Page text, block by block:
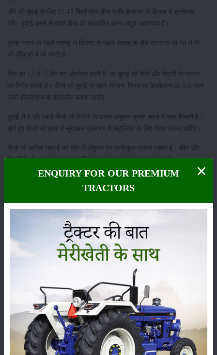
जीरे की बुवाई के लिए 12-15 किलोग्राम बीज प्रति हेक्टेयर के हिसाब से इस्तेमाल
करें। बुवाई करने से पहले बीज को उपचारित करना बहुत आवश्यक है।
बुवाई नवंबर के पहले सप्ताह से दिसंबर के पहले सप्ताह के बीच प्रसारण या 30 से.मी.
की पंक्तियों में की जाती है।
बीज दर 12 से 15 कि.ग्रा./हेक्टेयर होती है, जो बुवाई की विधि और मिट्टी के प्रकार
पर निर्भर करती है। बीजों को बुवाई से पहले सेरेसन, थिरम या डिफोल्टन @ 3.0 ग्राम
प्रति किलोग्राम से उपचारित करना चाहिए।
बुवाई से 8 घंटे पहले बीजों को भिगोने से अच्छा अंकुरण प्राप्त करने में मदद मिलती है।
भीगे हुए बीजों को छाया में सुखाकर प्रसारण में सहूलियत के लिए तैयार करना चाहिए।
बीजों को अधिक गहराई पर बोने से अंकुरण पर प्रतिकूल प्रभाव पड़ता है। कीट और
बीमारियों की समस्या से बचने के लिए फसल चक्र का पालन करना चाहिए।
खाद एवं उर्वरक
और 15 कि.ग्रा. फॉस्फोरस प्रति हेक्टेयर की सिफारिश की जाती है।
पूरी मात्रा में एफवाईएम को भूमि तैयारी के समय मिट्टी में मिला देना चाहिए।
15 कि.ग्रा. नाइट्रोजन और पूरी फॉस्फोरस की मात्रा को बेसल डोज के रूप में डालना
चाहिए। अंकुरण के एक महीने बाद 15 कि.ग्रा. नाइट्रोजन को टॉपड्रेसिंग के रूप में
चिया सीड्स क्या हैं? चिया सीड्स की खेती कैसे करें?
निराई
फसल को उचित वृद्धि और विकास के लिए खरपतवार मुक्त रखना चाहिए। आमतौर पर
खरपतवारों को नियंत्रित करने के लिए 2-3 हाथ से निराई की आवश्यकता होती है।
ENQUIRY FOR OUR PREMIUM
TRACTORS